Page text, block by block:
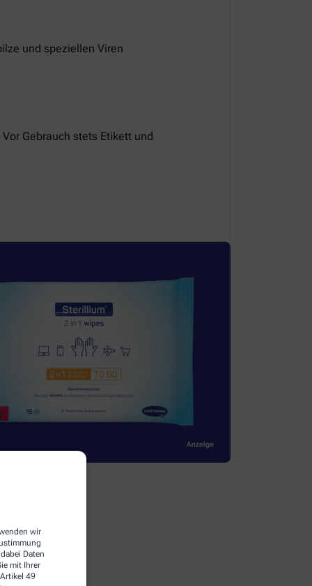
wir
Daten
mit Ihrer
49
und speziellen Viren
Gebrauch stets Etikett und